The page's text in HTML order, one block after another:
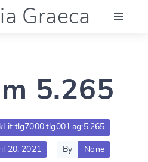
Graeca
5.265
20, 2021 By None